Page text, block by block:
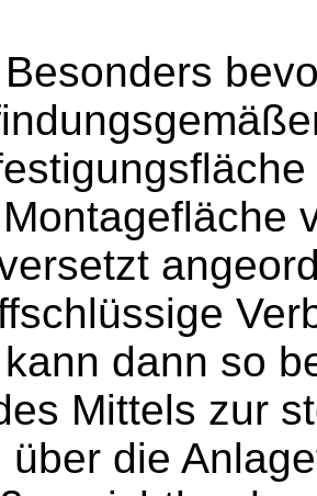
Besonders
dann so
Mittels zur
über die